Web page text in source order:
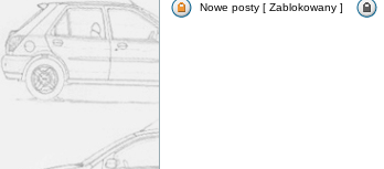
Nowe posty [ Zablokowany ]